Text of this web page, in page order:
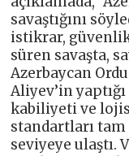
savaştığını
istikrar,
süren savaşta,
Azerbaycan
Aliyev’in
kabiliyeti ve
standartları
seviyeye ulaştı.